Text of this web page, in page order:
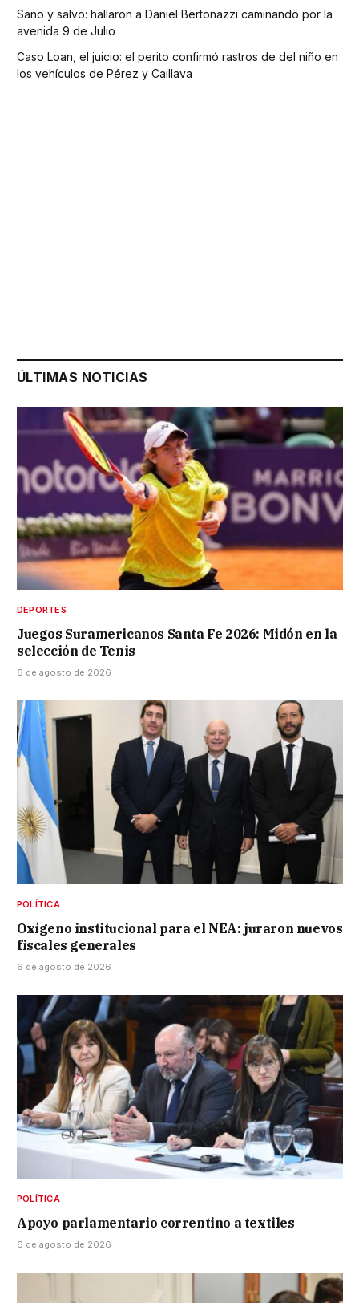
Sano y salvo: hallaron a Daniel Bertonazzi caminando por la
avenida 9 de Julio
Caso Loan, el juicio: el perito confirmó rastros de del niño en
los vehículos de Pérez y Caillava
ÚLTIMAS NOTICIAS
DEPORTES
Juegos Suramericanos Santa Fe 2026: Midón en la
selección de Tenis
6 de agosto de 2026
POLÍTICA
Oxígeno institucional para el NEA: juraron nuevos
fiscales generales
6 de agosto de 2026
POLÍTICA
Apoyo parlamentario correntino a textiles
6 de agosto de 2026